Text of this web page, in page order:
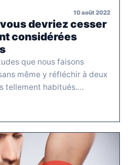
10 août 2022
devriez cesser
considérées
que nous faisons
même y réfléchir à deux
tellement habitués.…